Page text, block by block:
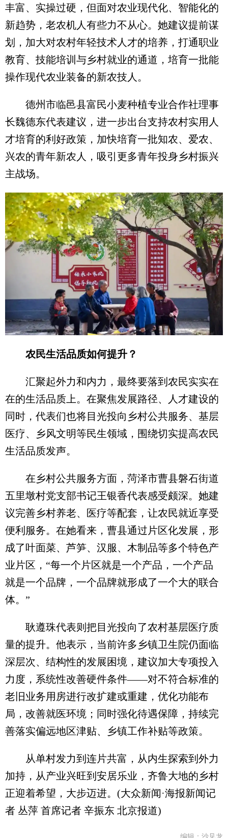
丰富、实操过硬，但面对农业现代化、智能化的
新趋势，老农机人有些力不从心。她建议提前谋
划，加大对农村年轻技术人才的培养，打通职业
教育、技能培训与乡村就业的通道，培育一批能
操作现代农业装备的新农技人。
德州市临邑县富民小麦种植专业合作社理事
长魏德东代表建议，进一步出台支持农村实用人
才培育的利好政策，加快培育一批知农、爱农、
兴农的青年新农人，吸引更多青年投身乡村振兴
主战场。
农民生活品质如何提升？
汇聚起外力和内力，最终要落到农民实实在
在的生活品质上。在聚焦发展路径、人才建设的
同时，代表们也将目光投向乡村公共服务、基层
医疗、乡风文明等民生领域，围绕切实提高农民
生活品质发声。
在乡村公共服务方面，菏泽市曹县磐石街道
五里墩村党支部书记王银香代表感受颇深。她建
议完善乡村养老、医疗等配套，让农民就近享受
便利服务。在她看来，曹县通过片区化发展，形
成了叶面菜、芦笋、汉服、木制品等多个特色产
业片区，“每一个片区就是一个产品，一个产品
就是一个品牌，一个品牌就形成了一个大的联合
体。”
耿遵珠代表则把目光投向了农村基层医疗质
量的提升。他表示，当前许多乡镇卫生院仍面临
深层次、结构性的发展困境，建议加大专项投入
力度，系统性改善硬件条件——对不符合标准的
老旧业务用房进行改扩建或重建，优化功能布
局，改善就医环境；同时强化待遇保障，持续完
善落实偏远地区津贴、乡镇工作补贴等政策。
从单村发力到连片共富，从内生探索到外力
加持，从产业兴旺到安居乐业，齐鲁大地的乡村
正迎着希望，大步迈进。(大众新闻·海报新闻记
者 丛萍 首席记者 辛振东 北京报道)